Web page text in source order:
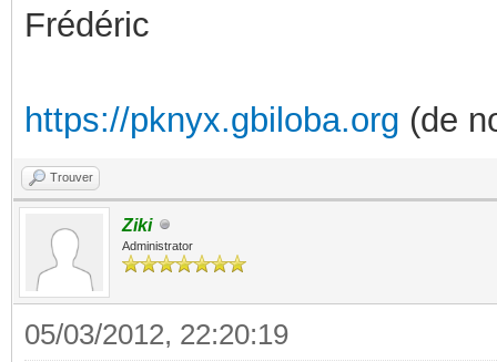
Frédéric
https://pknyx.gbiloba.org (de
Trouver
Ziki
Administrator
05/03/2012, 22:20:19